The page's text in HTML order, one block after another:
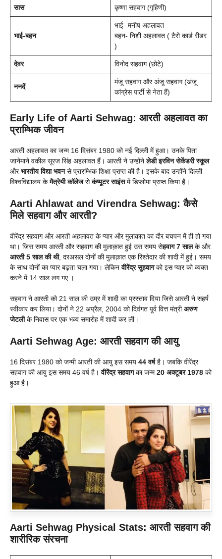
सास कृष्णा सहवाग (गृहिणी)
भाई-बहन
भाई- मनीष अहलावत
बहन- निशी अहलावत ( टैरो कार्ड रीडर
)
देवर विनोद सहवाग (छोटे)
ननदें
मंजू सहवाग और अंजू सहवाग (अंजू
कांग्रेस पार्टी से नेता हैं)
Early Life of Aarti Sehwag: आरती अहलावत का
प्राम्भिक जीवन
आरती अहलावत का जन्म 16 दिसंबर 1980 को नई दिल्ली में हुआ। उनके पिता
जानेमाने वकील सूरज सिंह अहलावत हैं। आरती ने उन्होंनेलेडी इरविन सेकेंडरी स्कूल
औरभारतीय विद्या भवनसे प्रारम्भिक शिक्षा प्राप्त की है। इसके बाद उन्होंने दिल्ली
विश्वविद्यालय केमैत्रेयी कॉलेजसेकंप्यूटर साइंसमें डिप्लोमा प्राप्त किया है।
Aarti Ahlawat and Virendra Sehwag: कैसे
मिले सहवाग और आरती?
वीरेंद्र सहवाग और आरती अहलावत के प्यार और मुलाक़ात का दौर बचपन में ही हो गया
था। जिस समय आरती और सहवाग की मुलाक़ात हुई उस समय सेहवाग 7 सालके और
आरती 5 साल की थी, दरअसल दोनों की मुलाक़ात एक रिश्तेदार की शादी में हुई। समय
के साथ दोनों का प्यार बढ़ता चला गया। लेकिनवीरेंद्र सुहवागको इस प्यार को व्यक्त
करने में 14 साल लग गए ।
सहवाग ने आरती को 21 साल की उम्र में शादी का प्रस्ताव दिया जिसे आरती ने सहर्ष
स्वीकार कर लिया। दोनों ने 22 अप्रैल, 2004 को दिवंगत पूर्व वित्त मंत्रीअरुण
जेटलीके निवास पर एक भव्य समारोह में शादी कर ली।
Aarti Sehwag Age: आरती सहवाग की आयु
16 दिसंबर 1980 को जन्मी आरती की आयु इस समय 44 वर्षहै। जबकि वीरेंद्र
सहवाग की आयु इस समय 46 वर्ष है।वीरेंद्र सहवागका जन्म20 अक्टूबर 1978 को
हुआ है।
Aarti Sehwag Physical Stats: आरती सहवाग की
शारीरिक संरचना